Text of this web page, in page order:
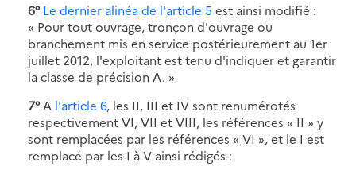
6°Le dernier alinéa de l'article 5 est ainsi modifié :
« Pour tout ouvrage, tronçon d'ouvrage ou
branchement mis en service postérieurement au 1er
juillet 2012, l'exploitant est tenu d'indiquer et garantir
la classe de précision A. »
7°A l'article 6, les II, III et IV sont renumérotés
respectivement VI, VII et VIII, les références « II » y
sont remplacées par les références « VI », et le I est
remplacé par les I à V ainsi rédigés :